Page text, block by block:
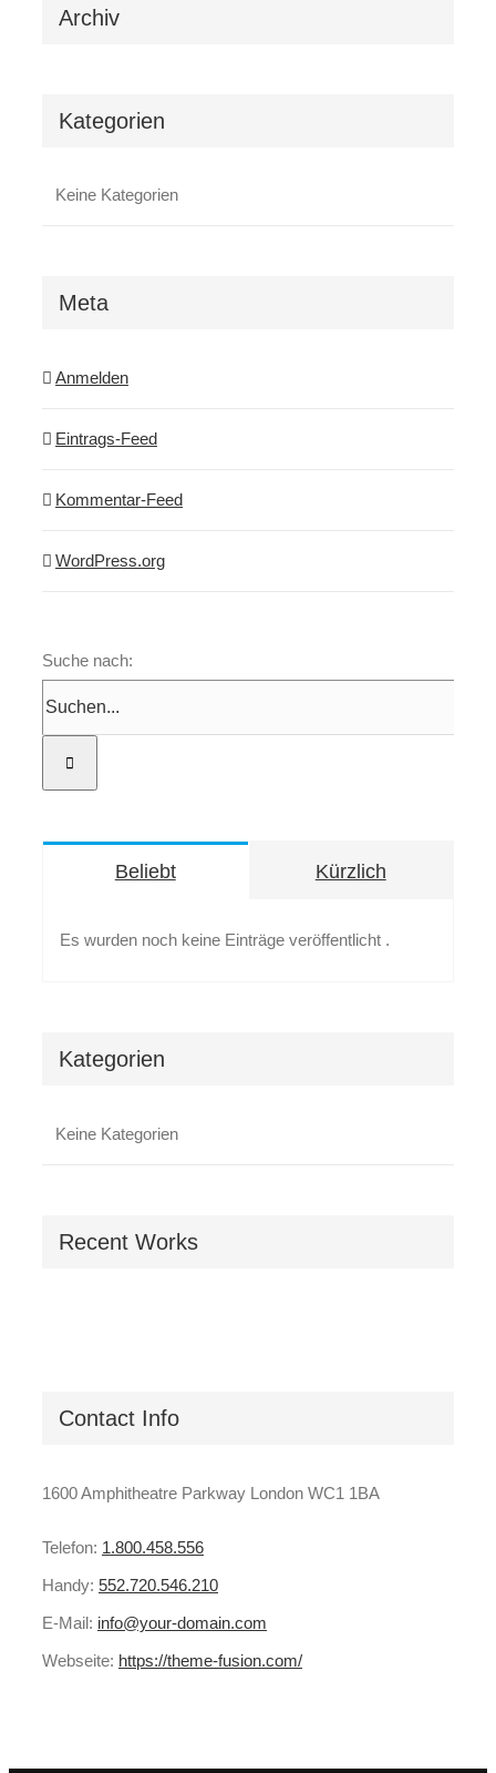
Archiv
Kategorien
Keine Kategorien
Meta
Anmelden
Eintrags-Feed
Kommentar-Feed
WordPress.org
Suche nach:
Beliebt Kürzlich
Es wurden noch keine Einträge veröffentlicht .
Kategorien
Keine Kategorien
Recent Works
Contact Info
1600 Amphitheatre Parkway London WC1 1BA
Telefon: 1.800.458.556
Handy: 552.720.546.210
E-Mail: info@your-domain.com
Webseite: https://theme-fusion.com/